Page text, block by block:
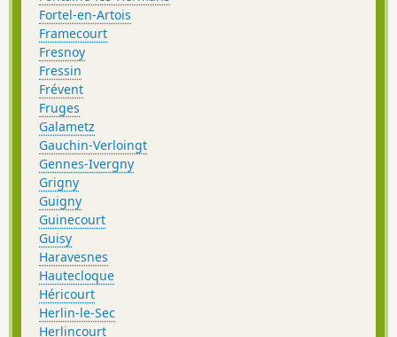
Fortel-en-Artois
Framecourt
Fresnoy
Fressin
Frévent
Fruges
Galametz
Gauchin-Verloingt
Gennes-Ivergny
Grigny
Guigny
Guinecourt
Guisy
Haravesnes
Hautecloque
Héricourt
Herlin-le-Sec
Herlincourt